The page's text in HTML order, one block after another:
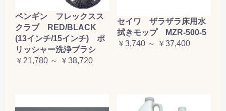
ペンギン フレックスス
クラブ RED/BLACK
(13インチ/15インチ) ポ
リッシャー洗浄ブラシ
￥21,780 ～ ￥38,720
セイワ ザラザラ床用水
拭きモップ MZR-500-5
￥3,740 ～ ￥37,400